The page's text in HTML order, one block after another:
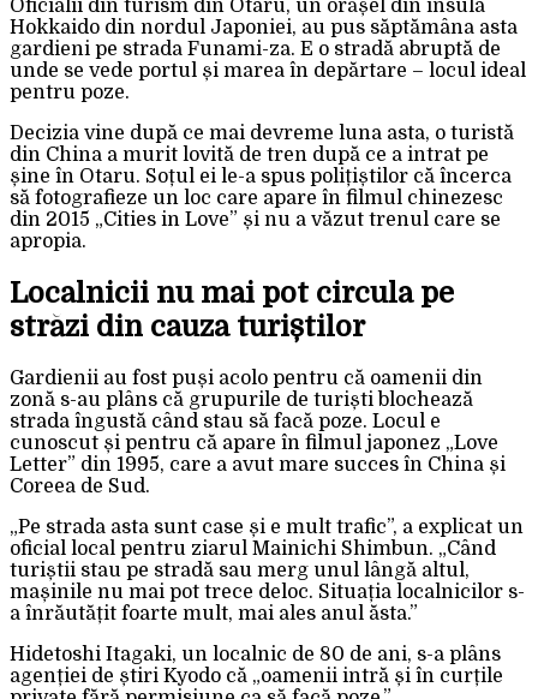
Oficialii din turism din Otaru, un orășel din insula
Hokkaido din nordul Japoniei, au pus săptămâna asta
gardieni pe strada Funami-za. E o stradă abruptă de
unde se vede portul și marea în depărtare – locul ideal
pentru poze.
Decizia vine după ce mai devreme luna asta, o turistă
din China a murit lovită de tren după ce a intrat pe
șine în Otaru. Soțul ei le-a spus polițiștilor că încerca
să fotografieze un loc care apare în filmul chinezesc
din 2015 „Cities in Love” și nu a văzut trenul care se
apropia.
Localnicii nu mai pot circula pe
străzi din cauza turiștilor
Gardienii au fost puși acolo pentru că oamenii din
zonă s-au plâns că grupurile de turiști blochează
strada îngustă când stau să facă poze. Locul e
cunoscut și pentru că apare în filmul japonez „Love
Letter” din 1995, care a avut mare succes în China și
Coreea de Sud.
„Pe strada asta sunt case și e mult trafic”, a explicat un
oficial local pentru ziarul Mainichi Shimbun. „Când
turiștii stau pe stradă sau merg unul lângă altul,
mașinile nu mai pot trece deloc. Situația localnicilor s-
a înrăutățit foarte mult, mai ales anul ăsta.”
Hidetoshi Itagaki, un localnic de 80 de ani, s-a plâns
agenției de știri Kyodo că „oamenii intră și în curțile